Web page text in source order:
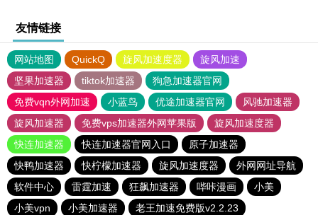
友情链接
网站地图 QuickQ 旋风加速度器
旋风加速
坚果加速器
tiktok加速器
狗急加速器官网
免费vqn外网加速
小蓝鸟 优途加速器官网
风驰加速器
旋风加速器
免费vps加速器外网苹果版
旋风加速度器
快连加速器
快连加速器官网入口
原子加速器
快鸭加速器
快柠檬加速器 旋风加速度器
外网网址导航
软件中心
雷霆加速 狂飙加速器 哔咔漫画
小美
小美vpn
小美加速器
老王加速免费版v2.2.23